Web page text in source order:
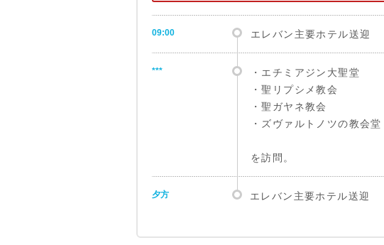
09:00 エレバン主要ホテル送迎
***
・エチミアジン大聖堂
・聖リプシメ教会
・聖ガヤネ教会
・ズヴァルトノツの教会堂
を訪問。
夕方 エレバン主要ホテル送迎